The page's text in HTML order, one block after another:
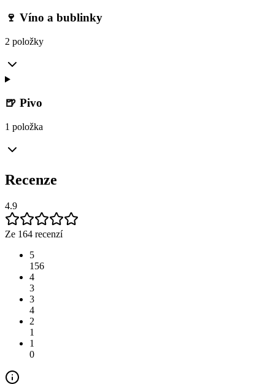
🍷 Víno a bublinky
2 položky
🍺 Pivo
1 položka
Recenze
4.9
Ze 164 recenzí
5
156
4
3
3
4
2
1
1
0